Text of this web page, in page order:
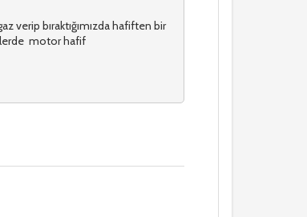
bıraktığımızda hafiften bir
motor hafif